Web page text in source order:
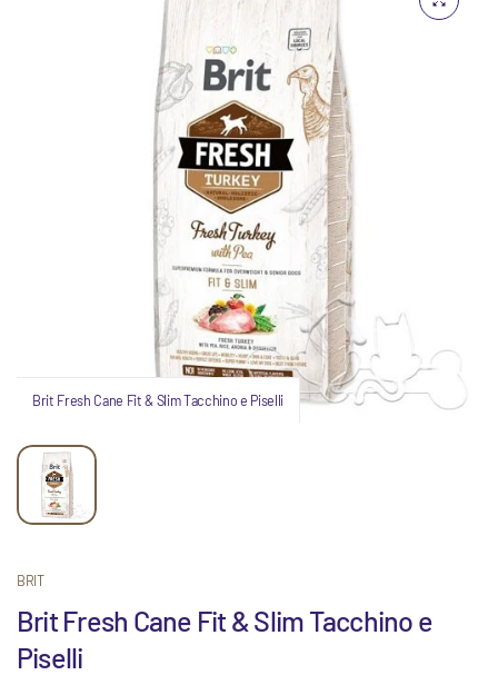
Brit Fresh Cane Fit & Slim Tacchino e Piselli
BRIT
Brit Fresh Cane Fit & Slim Tacchino e
Piselli